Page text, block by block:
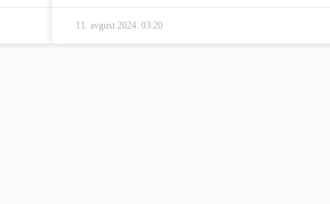
11. avgust 2024.03:20